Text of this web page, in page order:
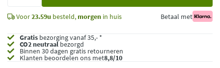
Voor23.59u besteld, morgen in huis Betaal met
Gratis bezorging vanaf 35,- *
CO2 neutraalbezorgd
Binnen 30 dagen gratis retourneren
Klanten beoordelen ons met8,8/10